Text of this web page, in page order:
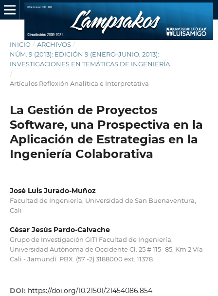
INICIO / ARCHIVOS /
NÚM. 9 (2013): EDICIÓN 9 (ENERO-JUNIO, 2013):
INVESTIGACIONES EN TEMÁTICAS DE INGENIERÍA
/
Artículos Reflexión Analítica e Interpretativa
La Gestión de Proyectos
Software, una Prospectiva en la
Aplicación de Estrategias en la
Ingeniería Colaborativa
José Luis Jurado-Muñoz
Facultad de Ingeniería, Universidad de San Buenaventura,
Cali
César Jesús Pardo-Calvache
Grupo de Investigación GITI Facultad de Ingeniería,
Universidad Autónoma de Occidente Cl. 25 # 115- 85, Km 2 Vía
Cali - Jamundí. PBX. (57 -2) 3188000 ext. 11378
DOI: https://doi.org/10.21501/21454086.854